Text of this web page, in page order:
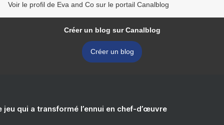
Voir le profil de Eva and Co sur le portail Canalblog
Créer un blog sur Canalblog
Créer un blog
jeu qui a transformé l’ennui en chef-d’œuvre